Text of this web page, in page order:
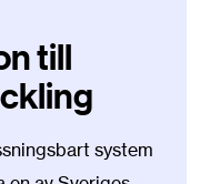
till
system